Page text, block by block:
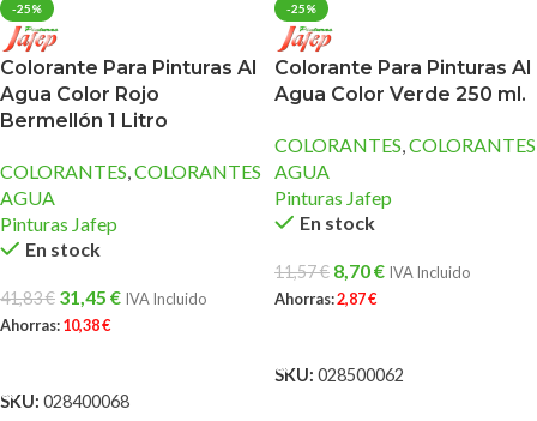
-25%
Colorante Para Pinturas Al
Agua Color Rojo
Bermellón 1 Litro
COLORANTES,COLORANTES
AGUA
Pinturas Jafep
En stock
41,83€ 31,45 € IVA Incluido
Ahorras:10,38€
SKU: 028400068
-25%
Colorante Para Pinturas Al
Agua Color Verde 250 ml.
COLORANTES,COLORANTES
AGUA
Pinturas Jafep
En stock
11,57€ 8,70€ IVA Incluido
Ahorras:2,87€
SKU: 028500062